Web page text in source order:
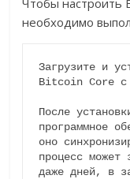
необходимо
Загрузите и
Bitcoin Core с
После
программное
оно
процесс может
даже дней, в